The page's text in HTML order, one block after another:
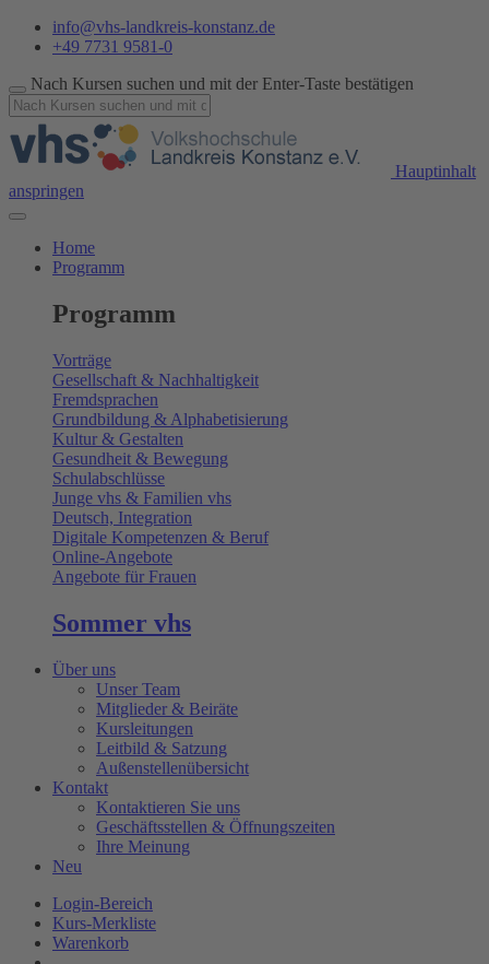
info@vhs-landkreis-konstanz.de
+49 7731 9581-0
Nach Kursen suchen und mit der Enter-Taste bestätigen
Hauptinhalt
anspringen
Home
Programm
Programm
Vorträge
Gesellschaft & Nachhaltigkeit
Fremdsprachen
Grundbildung & Alphabetisierung
Kultur & Gestalten
Gesundheit & Bewegung
Schulabschlüsse
Junge vhs & Familien vhs
Deutsch, Integration
Digitale Kompetenzen & Beruf
Online-Angebote
Angebote für Frauen
Sommer vhs
Über uns
Unser Team
Mitglieder & Beiräte
Kursleitungen
Leitbild & Satzung
Außenstellenübersicht
Kontakt
Kontaktieren Sie uns
Geschäftsstellen & Öffnungszeiten
Ihre Meinung
Neu
Login-Bereich
Kurs-Merkliste
Warenkorb